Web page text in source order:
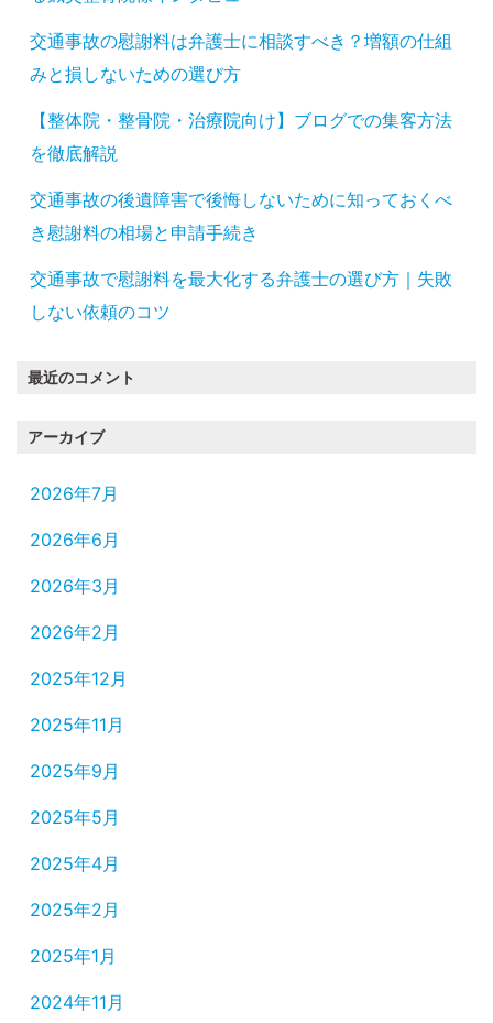
交通事故の慰謝料は弁護士に相談すべき？増額の仕組
みと損しないための選び方
【整体院・整骨院・治療院向け】ブログでの集客方法
を徹底解説
交通事故の後遺障害で後悔しないために知っておくべ
き慰謝料の相場と申請手続き
交通事故で慰謝料を最大化する弁護士の選び方｜失敗
しない依頼のコツ
最近のコメント
アーカイブ
2026年7月
2026年6月
2026年3月
2026年2月
2025年12月
2025年11月
2025年9月
2025年5月
2025年4月
2025年2月
2025年1月
2024年11月